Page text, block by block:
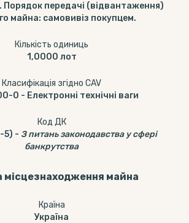
Порядок передачі (відвантаження)
майна: самовивіз покупцем.
Кількість одиниць
1,0000 лот
Класифікація згідно CAV
0 - Електронні технічні ваги
Код ДК
5) - З питань законодавства у сфері
банкрутства
місцезнаходження майна
Країна
Україна